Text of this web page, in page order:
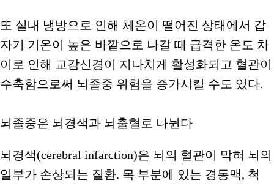
또 실내 냉방으로 인해 체온이 떨어진 상태에서 갑
자기 기온이 높은 바깥으로 나갈 때 급격한 온도 차
이로 인해 교감신경이 지나치게 활성화되고 혈관이
수축함으로써 뇌졸중 위험을 증가시킬 수도 있다.
뇌졸중은 뇌경색과 뇌출혈로 나뉜다
뇌경색(cerebral infarction)은 뇌의 혈관이 막혀 뇌의
일부가 손상되는 질환. 목 부분에 있는 경동맥, 척